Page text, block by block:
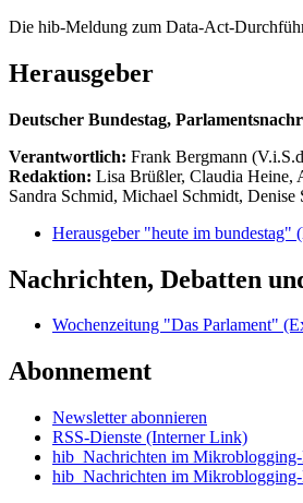
Die hib-Meldung zum Data-Act-
Herausgeber
Deutscher Bundestag,
Verantwortlich: Frank Bergmann
Redaktion: Lisa Brüßler, Claudia Heine,
Sandra Schmid, Michael Schmidt,
Herausgeber "heute im bundestag"
Nachrichten, Debatten
Wochenzeitung "Das Parlament"
Abonnement
Newsletter abonnieren
RSS-Dienste (Interner Link)
hib_Nachrichten im
hib_Nachrichten im